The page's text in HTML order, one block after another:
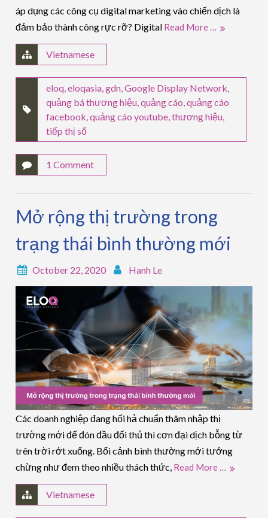
áp dụng các công cụ digital marketing vào chiến dịch là
đảm bảo thành công rực rỡ? Digital Read More …
Vietnamese
eloq,eloqasia,gdn,Google Display Network,
quảng bá thương hiệu,quảng cáo,quảng cáo
facebook,quảng cáo youtube,thương hiệu,
tiếp thị số
1 Comment
Mở rộng thị trường trong
trạng thái bình thường mới
October 22, 2020 Hanh Le
Các doanh nghiệp đang hối hả chuẩn thâm nhập thị
trường mới để đón đầu đối thủ thì cơn đại dịch bỗng từ
trên trời rớt xuống. Bối cảnh bình thường mới tưởng
chừng như đem theo nhiều thách thức, Read More …
Vietnamese